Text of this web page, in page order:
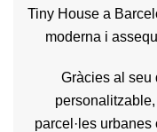
Tiny House a
moderna i
Gràcies al seu
parcel·les